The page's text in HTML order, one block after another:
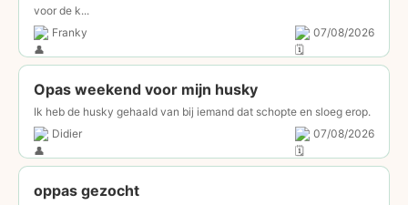
voor de k...
Franky
07/08/2026
Opas weekend voor mijn husky
Ik heb de husky gehaald van bij iemand dat schopte en sloeg erop.
Didier
07/08/2026
oppas gezocht